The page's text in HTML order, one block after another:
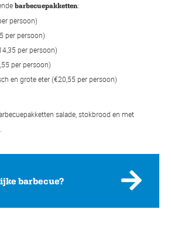
barbecuepakketten:
persoon)
per persoon)
per persoon)
per persoon)
en grote eter (€20,55 per persoon)
salade, stokbrood en met
barbecue?